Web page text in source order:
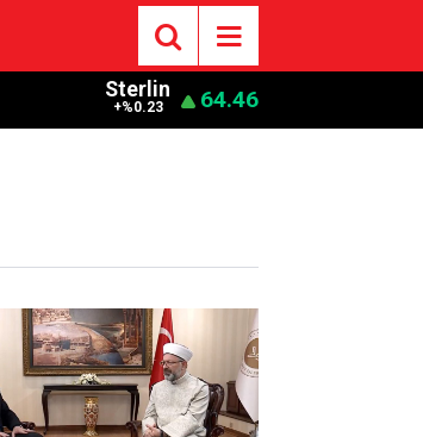
Sterlin
+%0.23 64.46